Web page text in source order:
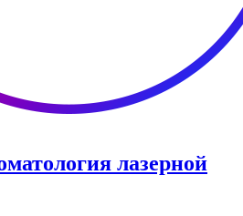
лазерной